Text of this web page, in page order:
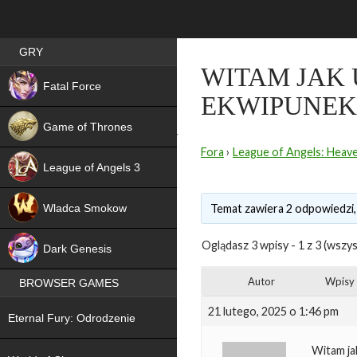
WITAM JAK
EKWIPUNEK
Fora › League of Angels:
Temat zawiera 2
Oglądasz 3 wpisy - 1 z 3
Autor Wpisy
21 lutego, 2025 o 1:46 pm
Witam
Best RPG games in Poland
GRY
Fatal Force
Game of Thrones
League of Angels 3
Wladca Smokow
Dark Genesis
BROWSER GAMES
Eternal Fury: Odrodzenie